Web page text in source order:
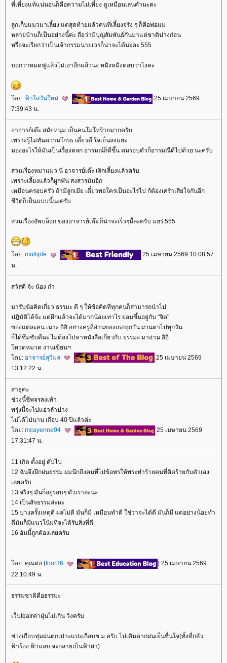
ที่เที่ยงแท้แน่นอนก็คือความไม่เที่ยง ดูเหมือนเล่นคำนะคะ
ลูกเก็บแมวมาเลี้ยง แต่สุดท้ายแล้วคนที่เลี้ยงจริง ๆ ก็คือพ่อแม่
หลายบ้านก็เป็นอย่างนี้ค่ะ ถือว่ามีบุญสัมพันธ์กันมาแต่ชาติปางก่อน
หรือจะเรียกว่าเป็นเจ้ากรรมนายเวรก็น่าจะได้นะคะ 555
บอกว่าหมดฟูแล้วไม่เอาอีกแล้วนะ หมิงหมิงตอบว่าไงคะ
ดย: ฟ้าใสวันใหม่
25 เมษายน 2569
7:39:43 น.
อาจารย์เต๊ะ สมัยหนุ่ม เป็นคนโมโหร้ายมากครับ
เพราะรู้ไม่ทันความโกรธ เดี๋ยวดี ใจเย็นลงแยะ
มองอะไรให้มันเป็นเรื่องตลก อารมณ์ก็ดีขึ้น คนรอบตัวก็อารมณืดีไปด้วย นะครับ
ส่วนเรื่องหมาแมว นี่ อาจารย์เต๊ะ เลิกเลี้ยงแล้วครับ
เพราะเลี้ยงแล้วก็ผูกพัน สงสารมันอีก
เหมือนครอบครัว ถ้ามีลูกเมีย เดี๋ยวพอใครเป็นอะไรไป ก้ต้องเศร้าเสียใจกันอีก
ชีวิตก็เป็นแบบนี้นะครับ
ส่วนเรื่องอัพบล็อก ของอาจารย์เต๊ะ ก็น่าจะเร็วๆนี้ละครับ แฮร่ 555
ดย: multiple
25 เมษายน 2569 10:08:57
น.
สวัสดี จ้ะ น้อง ก๋า
มารับข้อคิดเกี่ยว ธรรมะ ดี ๆ ให้ข้อคิดที่ทุกคนก็สามารถนำไป
ปฎิบัติได้จ้ะ แต่ฝึกแล้วจะได้มากน้อยเท่าไร ย่อมขึ้นอยู่กับ "จิต"
ของแต่ละคน เนาะ อิอิ อย่างครูที่อ่านของเธอทุกวัน ผ่านตาไปทุกวัน
ก็ได้ซึมซับดีนะ ไม่ต้องไปหาหนังสือเกี่ยวกับ ธรรมะ มาอ่าน อิอิ
หวดหมวด งานเขียนฯ
ดย: อาจารย์สุวิมล
25 เมษายน 2569
13:12:22 น.
สาธุค่ะ
ช่วงนี้ชีพจรลงเท้า
พรุ่งนี้จะไปแอ่วลำปาง
ไม่ได้ไปนาน เกือบ 40 ปีแล้วค่ะ
ดย: mcayenne94
25 เมษายน 2569
17:31:47 น.
11 เกิด ตั้งอยู่ ดับไป
12 ฉันจึงฝึกฝนธรรม ผมนึกถึงคนที่ไปข้อพรให้พระทำร้ายคนที่คิดร้ายกับตัวเอง
เลยครับ
13 จริงๆ มันก็อยู่รอบๆ ตัวเราล่ะนะ
14 เป็นสัจธรรมล่ะนะ
15 บางครั้งเหตุดี ผลไม่ดี มันก็มี เหมือนทำดี ใช่ว่าจะได้ดี มันก็มี แต่อย่างน้อยทำ
ดีมันก็มีแนวโน้มที่จะได้รับสิ่งที่ดี
16 อันนี้ถูกต้องเลยครับ
ดย: คุณต่อ (toor36
) 25 เมษายน 2569
22:10:49 น.
ธรรมชาติคือธรรมะ
เว็บIqairค่าฝุ่นไม่เกิน วิ่งครับ
ช่วงเกือบทุ่มฝนตกเปาะแปะเกือบช.ม.ครับ ไปเดินตากฝนเย็นชื่นใจ(ทั้งที่กลัว
ฟ้าร้อง ฟ้าแลบ จะกลายเป็นฟ้าผ่า)